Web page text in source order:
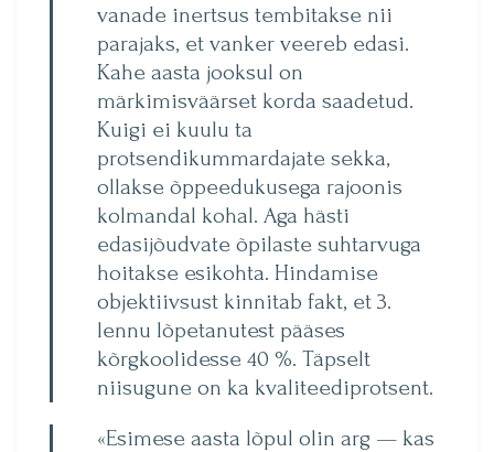
vanade inertsus tembitakse nii
parajaks, et vanker veereb edasi.
Kahe aasta jooksul on
märkimisväärset korda saadetud.
Kuigi ei kuulu ta
protsendikummardajate sekka,
ollakse õppeedukusega rajoonis
kolmandal kohal. Aga hästi
edasijõudvate õpilaste suhtarvuga
hoitakse esikohta. Hindamise
objektiivsust kinnitab fakt, et 3.
lennu lõpetanutest pääses
kõrgkoolidesse 40 %. Täpselt
niisugune on ka kvaliteediprotsent.
«Esimese aasta lõpul olin arg — kas